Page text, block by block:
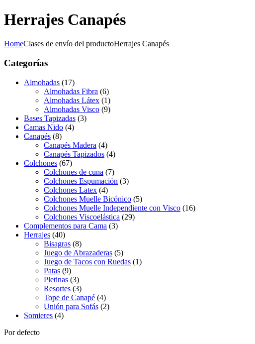
Herrajes Canapés
HomeClases de envío del productoHerrajes Canapés
Categorías
Almohadas (17)
Almohadas Fibra (6)
Almohadas Látex (1)
Almohadas Visco (9)
Bases Tapizadas (3)
Camas Nido (4)
Canapés (8)
Canapés Madera (4)
Canapés Tapizados (4)
Colchones (67)
Colchones de cuna (7)
Colchones Espumación (3)
Colchones Latex (4)
Colchones Muelle Bicónico (5)
Colchones Muelle Independiente con Visco (16)
Colchones Viscoelástica (29)
Complementos para Cama (3)
Herrajes (40)
Bisagras (8)
Juego de Abrazaderas (5)
Juego de Tacos con Ruedas (1)
Patas (9)
Pletinas (3)
Resortes (3)
Tope de Canapé (4)
Unión para Sofás (2)
Somieres (4)
Por defecto